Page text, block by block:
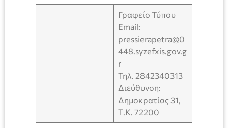
Γραφείο Τύπου
Email:
pressierapetra@0
448.syzefxis.gov.g
r
Τηλ. 2842340313
Διεύθυνση:
Δημοκρατίας 31,
Τ.Κ. 72200